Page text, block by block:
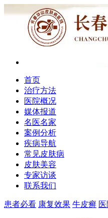
首页
治疗方法
医院概况
媒体报道
名医名家
案例分析
疾病导航
常见皮肤病
皮肤美容
专家访谈
联系我们
患者必看 康复效果 牛皮癣